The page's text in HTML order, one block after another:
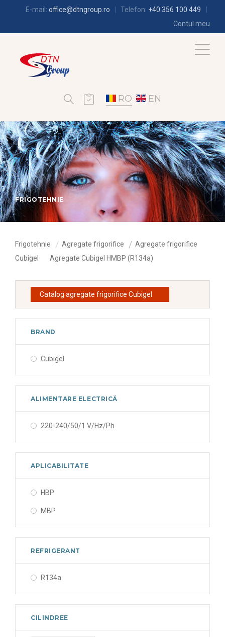
E-mail: office@dtngroup.ro Telefon: +40 356 100 449
Contul meu
RO EN
FRIGOTEHNIE
Frigotehnie Agregate frigorifice
Agregate frigorifice
Cubigel
Agregate Cubigel HMBP (R134a)
Catalog agregate frigorifice Cubigel
BRAND
Cubigel
ALIMENTARE ELECTRICĂ
220-240/50/1 V/Hz/Ph
APLICABILITATE
HBP
MBP
REFRIGERANT
R134a
CILINDREE